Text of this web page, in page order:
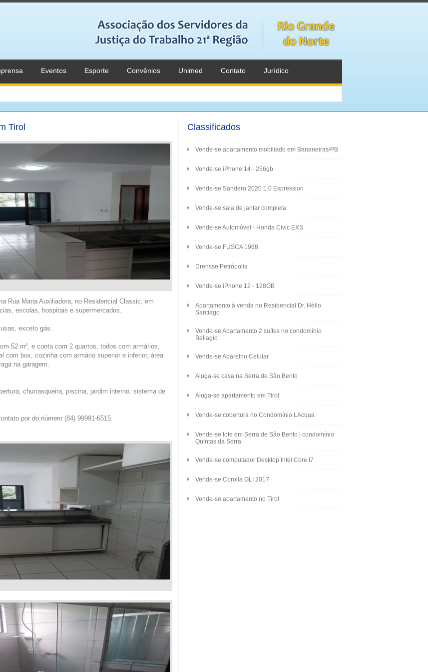
Eventos Esporte Convênios Unimed Contato Jurídico
Tirol
Rua Maria Auxiliadora, no Residencial Classic, em
escolas, hospitais e supermercados.
exceto gás.
52 m², e conta com 2 quartos, todos com armários,
com box, cozinha com armário superior e inferior, área
na garagem.
churrasqueira, piscina, jardim interno, sistema de
por do número (84) 99991-6515.
Classificados
Vende-se apartamento mobiliado em Bananeiras/PB
Vende-se iPhone 14 - 256gb
Vende-se Sandero 2020 1.0 Expression
Vende-se sala de jantar completa
Vende-se Automóvel - Honda Civic EXS
Vende-se FUSCA 1968
Drensse Petrópolis
Vende-se iPhone 12 - 128GB
Apartamento à venda no Residencial Dr. Hélio
Santiago
Vende-se Apartamento 2 suítes no condomínio
Bellagio
Vende-se Aparelho Celular
Aluga-se casa na Serra de São Bento
Aluga-se apartamento em Tirol
Vende-se cobertura no Condomínio LAcqua
Vende-se lote em Serra de São Bento | condomínio
Quintas da Serra
Vende-se computador Desktop Intel Core I7
Vende-se Corolla GLI 2017
Vende-se apartamento no Tirol